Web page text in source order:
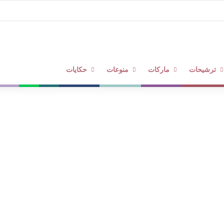
ترشيحات ماركات منوعات حكايات